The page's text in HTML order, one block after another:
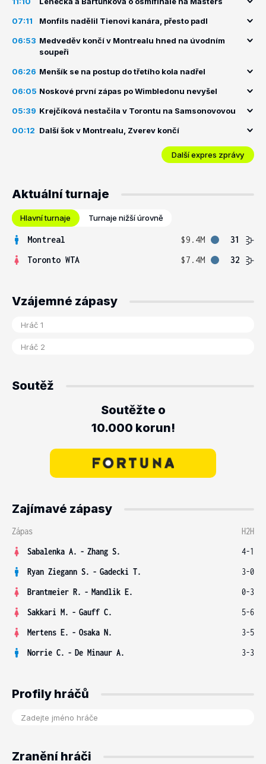
07:11 Monfils nadělil Tienovi kanára, přesto padl
06:53 Medveděv končí v Montrealu hned na úvodním
soupeři
06:26 Menšík se na postup do třetího kola nadřel
06:05 Noskové první zápas po Wimbledonu nevyšel
05:39 Krejčíková nestačila v Torontu na Samsonovovou
00:12 Další šok v Montrealu, Zverev končí
Další expres zprávy
Aktuální turnaje
Hlavní turnaje Turnaje nižší úrovně
Montreal $9.4M
31
Toronto WTA
$7.4M 32
Vzájemné zápasy
Soutěž
Soutěžte o
10.000 korun!
Zajímavé zápasy
Zápas
H2H
Sabalenka A. - Zhang S.
4-1
Ryan Ziegann S. - Gadecki T.
3-0
Brantmeier R. - Mandlik E.
0-3
Sakkari M. - Gauff C.
5-6
Mertens E. - Osaka N.
3-5
Norrie C. - De Minaur A. 3-3
Profily hráčů
Zranění hráči